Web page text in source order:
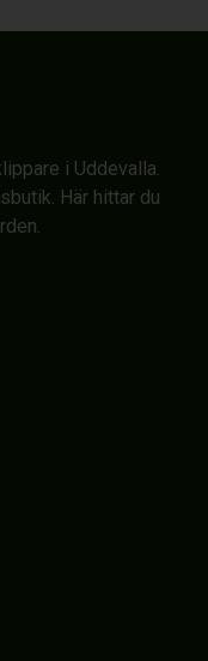
i Uddevalla.
Här hittar du